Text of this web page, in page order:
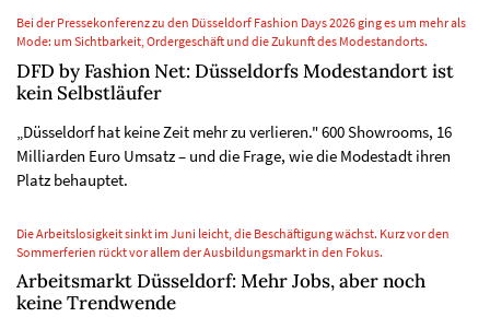
Bei der Pressekonferenz zu den Düsseldorf Fashion Days 2026 ging es um mehr als
Mode: um Sichtbarkeit, Ordergeschäft und die Zukunft des Modestandorts.
DFD by Fashion Net: Düsseldorfs Modestandort ist
kein Selbstläufer
„Düsseldorf hat keine Zeit mehr zu verlieren." 600 Showrooms, 16
Milliarden Euro Umsatz – und die Frage, wie die Modestadt ihren
Platz behauptet.
Die Arbeitslosigkeit sinkt im Juni leicht, die Beschäftigung wächst. Kurz vor den
Sommerferien rückt vor allem der Ausbildungsmarkt in den Fokus.
Arbeitsmarkt Düsseldorf: Mehr Jobs, aber noch
keine Trendwende